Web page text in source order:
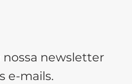
nossa newsletter
e-mails.